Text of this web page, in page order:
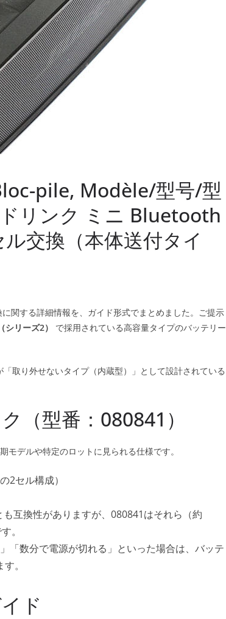
pile, Modèle/型号/型
リンク ミニ Bluetooth
交換（本体送付タイ
関する詳細情報を、ガイド形式でまとめました。ご提示
リーズ2）
で採用されている高容量タイプのバッテリー
取り外せないタイプ（内蔵型）」として設計されている
（型番：080841）
デルや特定のロットに見られる仕様です。
2セル構成）
互換性がありますが、080841はそれら（約
。
「数分で電源が切れる」といった場合は、バッテ
。
ド